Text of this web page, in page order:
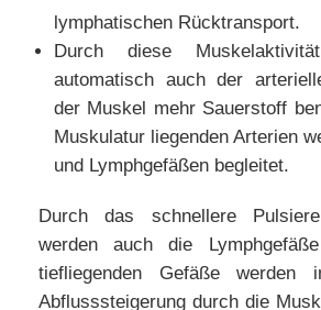
lymphatischen Rücktransport.
Durch diese
automatisch auch der
der Muskel mehr Sauerstoff
Muskulatur liegenden Arterien
und Lymphgefäßen begleitet.
Durch das schnellere
werden auch die
tiefliegenden Gefäße werden
Abflusssteigerung durch die